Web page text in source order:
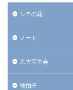
シテの花
ノート
京大宝生会
地拍子